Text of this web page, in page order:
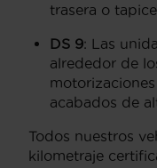
trasera o
DS 9: Las
alrededor de
acabados de
Todos nuestros
kilometraje